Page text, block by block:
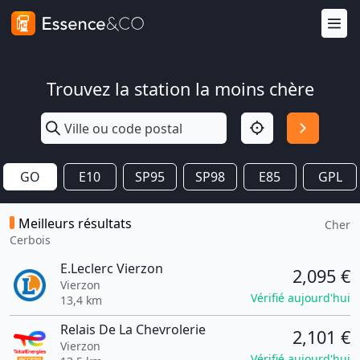
Trouvez la station la moins chère
GO E10 SP95 SP98 E85 GPL
Meilleurs résultats
Cerbois
Cher
E.Leclerc Vierzon
Vierzon
13,4 km
2,095 €
Vérifié aujourd'hui
Relais De La Chevrolerie
Vierzon
2,101 €